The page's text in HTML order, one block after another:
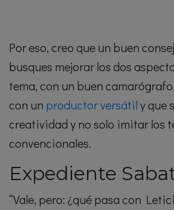
Por eso, creo que un buen
busques mejorar los dos
tema, con un buen
con un productor versátily que
creatividad y no solo imitar los
convencionales.
Expediente
“Vale, pero: ¿qué pasa con